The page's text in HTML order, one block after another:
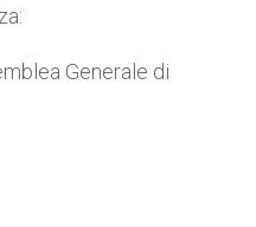
Generale di